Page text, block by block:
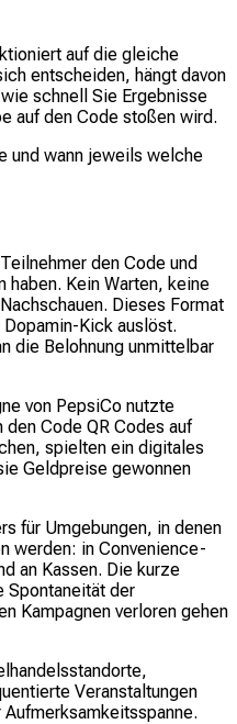
auf die gleiche
entscheiden, hängt davon
schnell Sie Ergebnisse
auf den Code stoßen wird.
und wann jeweils welche
den Code und
haben. Kein Warten, keine
Dieses Format
Kick auslöst.
die Belohnung unmittelbar
von PepsiCo nutzte
Code QR Codes auf
spielten ein digitales
Geldpreise gewonnen
für Umgebungen, in denen
werden: in Convenience-
an Kassen. Die kurze
Spontaneität der
Kampagnen verloren gehen
Veranstaltungen